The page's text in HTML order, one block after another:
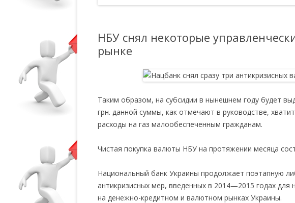
НБУ снял некоторые
рынке
Таким образом, на субсидии в нынешнем году будет
грн. данной суммы, как отмечают в руководстве,
расходы на газ малообеспеченным гражданам.
Чистая покупка валюты НБУ на протяжении месяца
Национальный банк Украины продолжает поэтапную
антикризисных мер, введенных в 2014—2015 годах для
на денежно-кредитном и валютном рынках Украины.